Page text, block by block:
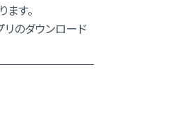
す。
のダウンロード